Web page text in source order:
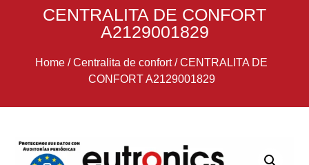
CENTRALITA DE CONFORT
A2129001829
Home /Centralita de confort/CENTRALITA DE
CONFORT A2129001829